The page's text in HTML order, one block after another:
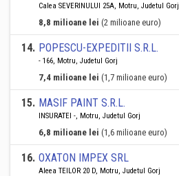
Calea SEVERINULUI 25A, Motru, Judetul Gorj
8,8 milioane lei (2 milioane euro)
14. POPESCU-EXPEDITII S.R.L.
- 166, Motru, Judetul Gorj
7,4 milioane lei (1,7 milioane euro)
15. MASIF PAINT S.R.L.
INSURATEI -, Motru, Judetul Gorj
6,8 milioane lei (1,6 milioane euro)
16. OXATON IMPEX SRL
Aleea TEILOR 20 D, Motru, Judetul Gorj